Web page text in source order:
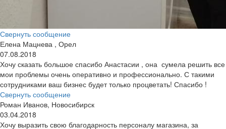
Свернуть сообщение
Елена Мацнева , Орел
07.08.2018
Хочу сказать большое спасибо Анастасии , она сумела решить все
мои проблемы очень оперативно и профессионально. С такими
сотрудниками ваш бизнес будет только процветать! Спасибо !
Свернуть сообщение
Роман Иванов, Новосибирск
03.04.2018
Хочу выразить свою благодарность персоналу магазина, за